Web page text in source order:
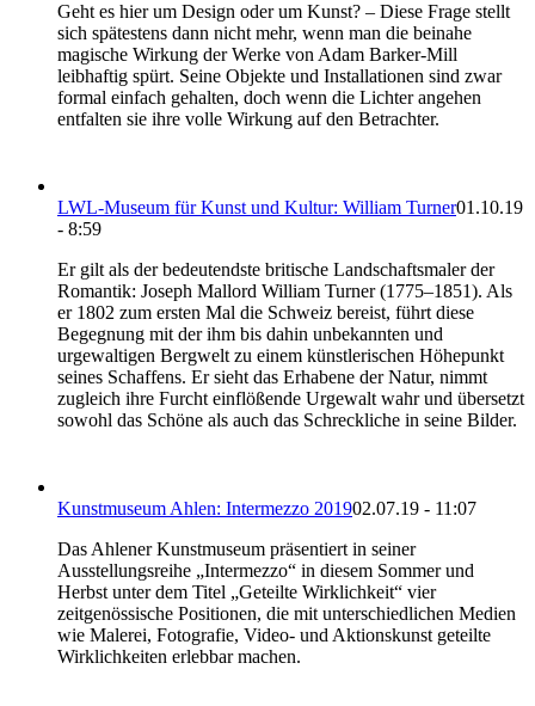
Geht es hier um Design oder um Kunst? – Diese Frage stellt
sich spätestens dann nicht mehr, wenn man die beinahe
magische Wirkung der Werke von Adam Barker-Mill
leibhaftig spürt. Seine Objekte und Installationen sind zwar
formal einfach gehalten, doch wenn die Lichter angehen
entfalten sie ihre volle Wirkung auf den Betrachter.
LWL-Museum für Kunst und Kultur: William Turner01.10.19
- 8:59
Er gilt als der bedeutendste britische Landschaftsmaler der
Romantik: Joseph Mallord William Turner (1775–1851). Als
er 1802 zum ersten Mal die Schweiz bereist, führt diese
Begegnung mit der ihm bis dahin unbekannten und
urgewaltigen Bergwelt zu einem künstlerischen Höhepunkt
seines Schaffens. Er sieht das Erhabene der Natur, nimmt
zugleich ihre Furcht einflößende Urgewalt wahr und übersetzt
sowohl das Schöne als auch das Schreckliche in seine Bilder.
Kunstmuseum Ahlen: Intermezzo 201902.07.19 - 11:07
Das Ahlener Kunstmuseum präsentiert in seiner
Ausstellungsreihe „Intermezzo“ in diesem Sommer und
Herbst unter dem Titel „Geteilte Wirklichkeit“ vier
zeitgenössische Positionen, die mit unterschiedlichen Medien
wie Malerei, Fotografie, Video- und Aktionskunst geteilte
Wirklichkeiten erlebbar machen.